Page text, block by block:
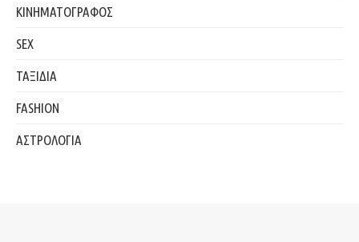
ΚΙΝΗΜΑΤΟΓΡΑΦΟΣ
SEX
ΤΑΞΙΔΙΑ
FASHION
ΑΣΤΡΟΛΟΓΙΑ